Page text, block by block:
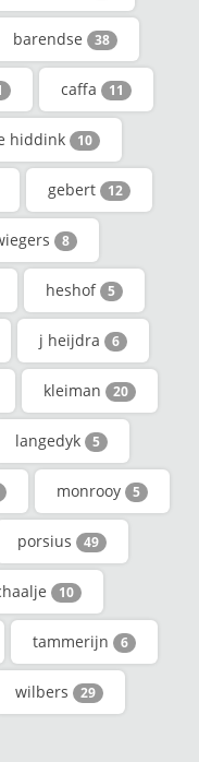
barendse 38
caffa 11
hiddink 10
gebert 12
8
heshof 5
j heijdra 6
kleiman 20
langedyk 5
monrooy 5
porsius 49
10
tammerijn 6
wilbers 29